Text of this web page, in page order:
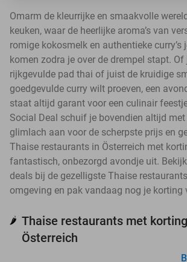
Omarm de kleurrijke en smaakvolle
keuken, waar de heerlijke aroma’s van
romige kokosmelk en authentieke curry’s
komen zodra je over de drempel stapt. Of
rijkgevulde pad thai of juist de kruidige
goedgevulde curry wilt proeven, een
staat altijd garant voor een culinair
Social Deal schuif je bovendien altijd met
glimlach aan voor de scherpste prijs en
Thaise restaurants in Österreich met
fantastisch, onbezorgd avondje uit.
deals bij de gezelligste Thaise
omgeving en pak vandaag nog je korting
🌶️ Thaise restaurants met
Österreich